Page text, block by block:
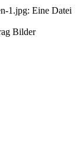
1.jpg: Eine Datei
Bilder